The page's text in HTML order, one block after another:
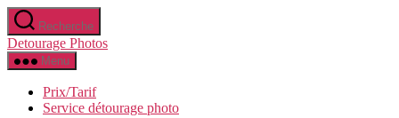
Aller
au
contenu
Recherche
Detourage Photos
Menu
Prix/Tarif
Service détourage photo